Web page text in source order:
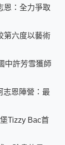
：全力爭取
第六度以藝術
中許芳雪獲師
恩陣營：最
Tizzy Bac首